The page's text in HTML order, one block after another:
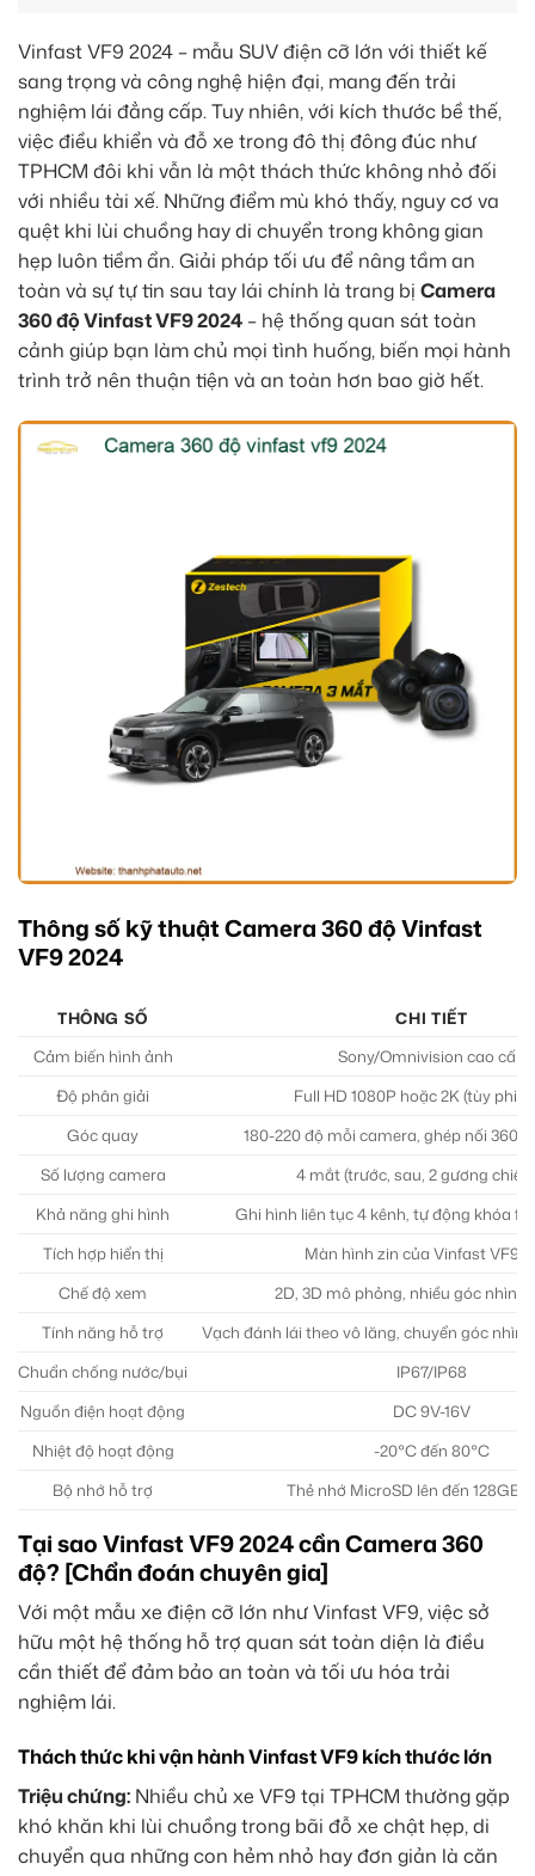
Vinfast VF9 2024 – mẫu SUV điện cỡ lớn với thiết kế
sang trọng và công nghệ hiện đại, mang đến trải
nghiệm lái đẳng cấp. Tuy nhiên, với kích thước bề thế,
việc điều khiển và đỗ xe trong đô thị đông đúc như
TPHCM đôi khi vẫn là một thách thức không nhỏ đối
với nhiều tài xế. Những điểm mù khó thấy, nguy cơ va
quệt khi lùi chuồng hay di chuyển trong không gian
hẹp luôn tiềm ẩn. Giải pháp tối ưu để nâng tầm an
toàn và sự tự tin sau tay lái chính là trang bị Camera
360 độ Vinfast VF9 2024 – hệ thống quan sát toàn
cảnh giúp bạn làm chủ mọi tình huống, biến mọi hành
trình trở nên thuận tiện và an toàn hơn bao giờ hết.
Thông số kỹ thuật Camera 360 độ Vinfast
VF9 2024
THÔNG SỐ
CHI TIẾT
Cảm biến hình ảnh
Sony/Omnivision cao cấp
Độ phân giải
Full HD 1080P hoặc 2K (tùy
Góc quay
180-220 độ mỗi camera, ghép nối 360
Số lượng camera
4 mắt (trước, sau, 2 gương chiếu
Khả năng ghi hình
Ghi hình liên tục 4 kênh, tự động khóa
Tích hợp hiển thị
Màn hình zin của Vinfast VF9
Chế độ xem
2D, 3D mô phỏng, nhiều góc nhìn
Tính năng hỗ trợ
Vạch đánh lái theo vô lăng, chuyển góc nhìn
Chuẩn chống nước/bụi
IP67/IP68
Nguồn điện hoạt động
DC 9V-16V
Nhiệt độ hoạt động
-20°C đến 80°C
Bộ nhớ hỗ trợ
Thẻ nhớ MicroSD lên đến 128GB/
Tại sao Vinfast VF9 2024 cần Camera 360
độ? [Chẩn đoán chuyên gia]
Với một mẫu xe điện cỡ lớn như Vinfast VF9, việc sở
hữu một hệ thống hỗ trợ quan sát toàn diện là điều
cần thiết để đảm bảo an toàn và tối ưu hóa trải
nghiệm lái.
Thách thức khi vận hành Vinfast VF9 kích thước lớn
Triệu chứng: Nhiều chủ xe VF9 tại TPHCM thường gặp
khó khăn khi lùi chuồng trong bãi đỗ xe chật hẹp, di
chuyển qua những con hẻm nhỏ hay đơn giản là căn